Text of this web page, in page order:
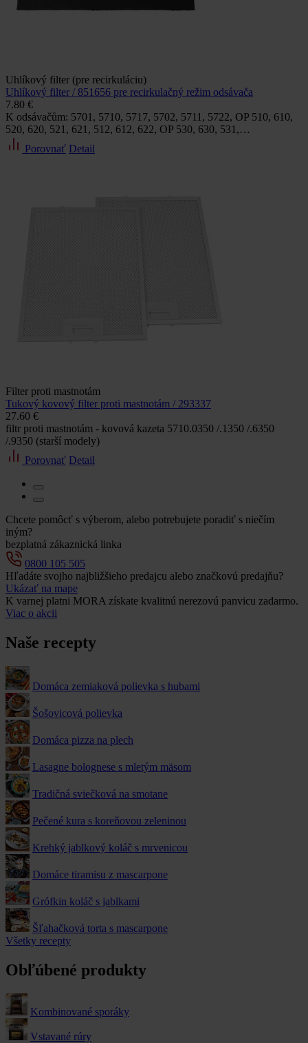
Uhlíkový filter (pre recirkuláciu)
Uhlíkový filter / 851656 pre recirkulačný režim odsávača
7.80 €
K odsávačům: 5701, 5710, 5717, 5702, 5711, 5722, OP 510, 610,
520, 620, 521, 621, 512, 612, 622, OP 530, 630, 531,…
Porovnať Detail
Filter proti mastnotám
Tukový kovový filter proti mastnotám / 293337
27.60 €
filtr proti mastnotám - kovová kazeta 5710.0350 /.1350 /.6350
/.9350 (starší modely)
Porovnať Detail
Chcete pomôcť s výberom, alebo potrebujete poradiť s niečím
iným?
bezplatná zákaznická linka
0800 105 505
Hľadáte svojho najbližšieho predajcu alebo značkovú predajňu?
Ukázať na mape
K varnej platni MORA získate kvalitnú nerezovú panvicu zadarmo.
Viac o akcii
Naše recepty
Domáca zemiaková polievka s hubami
Šošovicová polievka
Domáca pizza na plech
Lasagne bolognese s mletým mäsom
Tradičná sviečková na smotane
Pečené kura s koreňovou zeleninou
Krehký jablkový koláč s mrvenicou
Domáce tiramisu z mascarpone
Grófkin koláč s jablkami
Šľahačková torta s mascarpone
Všetky recepty
Obľúbené produkty
Kombinované sporáky
Vstavané rúry